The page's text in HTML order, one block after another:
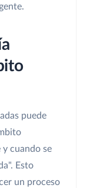
puede
cuando se
Esto
un proceso